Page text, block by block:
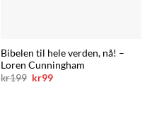
Bibelen til hele verden, nå! –
Loren Cunningham
kr199 Opprinnelig
kr99Nåværende